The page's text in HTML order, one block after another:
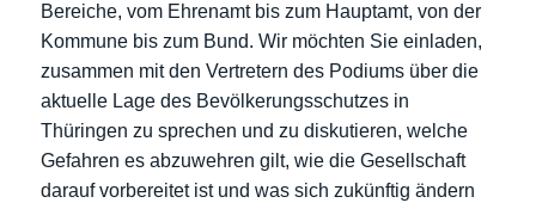
Bereiche, vom Ehrenamt bis zum Hauptamt, von der
Kommune bis zum Bund. Wir möchten Sie einladen,
zusammen mit den Vertretern des Podiums über die
aktuelle Lage des Bevölkerungsschutzes in
Thüringen zu sprechen und zu diskutieren, welche
Gefahren es abzuwehren gilt, wie die Gesellschaft
darauf vorbereitet ist und was sich zukünftig ändern